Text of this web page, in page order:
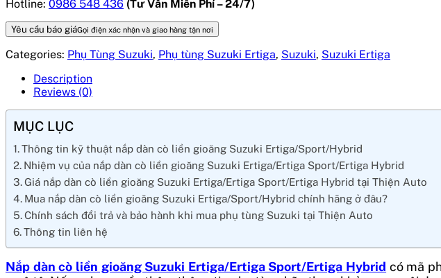
Hotline: 0986 548 436 (Tư Vấn Miễn Phí – 24/7)
Yêu cầu báo giáGọi điện xác nhận và giao hàng tận nơi
Categories: Phụ Tùng Suzuki, Phụ tùng Suzuki Ertiga, Suzuki, Suzuki Ertiga
Description
Reviews (0)
MỤC LỤC
Thông tin kỹ thuật nắp dàn cò liền gioăng Suzuki Ertiga/Sport/Hybrid
Nhiệm vụ của nắp dàn cò liền gioăng Suzuki Ertiga/Ertiga Sport/Ertiga Hybrid
Giá nắp dàn cò liền gioăng Suzuki Ertiga/Ertiga Sport/Ertiga Hybrid tại Thiện Auto
Mua nắp dàn cò liền gioăng Suzuki Ertiga/Sport/Hybrid chính hãng ở đâu?
Chính sách đổi trả và bảo hành khi mua phụ tùng Suzuki tại Thiện Auto
Thông tin liên hệ
Nắp dàn cò liền gioăng Suzuki Ertiga/Ertiga Sport/Ertiga Hybrid có mã